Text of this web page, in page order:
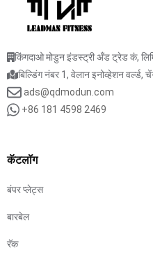
किंगदाओ मोडुन इंडस्ट्री अँड ट्रेड कं,
बिल्डिंग नंबर 1, वेलान इनोव्हेशन वर्ल्ड,
ads@qdmodun.com
+86 181 4598 2469
कॅटलॉग
बंपर प्लेट्स
बारबेल
रॅक